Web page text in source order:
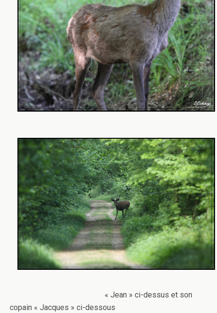
« Jean » ci-dessus et son
copain « Jacques » ci-dessous